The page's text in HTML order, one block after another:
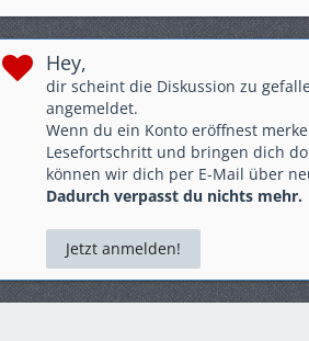
Hey,
dir scheint die Diskussion zu
angemeldet.
Wenn du ein Konto eröffnest
Lesefortschritt und bringen dich
können wir dich per E-Mail über
Dadurch verpasst du nichts mehr.
Jetzt anmelden!